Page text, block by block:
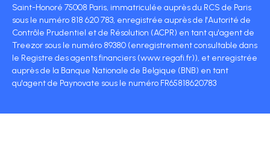
Saint-Honoré 75008 Paris, immatriculée auprès du RCS de Paris
sous le numéro 818 620 783, enregistrée auprès de l'Autorité de
Contrôle Prudentiel et de Résolution (ACPR) en tant qu'agent de
Treezor sous le numéro 89380 (enregistrement consultable dans
le Registre des agents financiers (www.regafi.fr)), et enregistrée
auprès de la Banque Nationale de Belgique (BNB) en tant
qu'agent de Paynovate sous le numéro FR65818620783